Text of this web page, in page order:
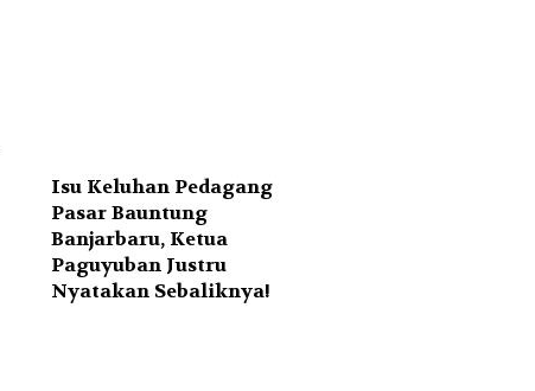
Isu Keluhan Pedagang
Pasar Bauntung
Banjarbaru, Ketua
Paguyuban Justru
Nyatakan Sebaliknya!